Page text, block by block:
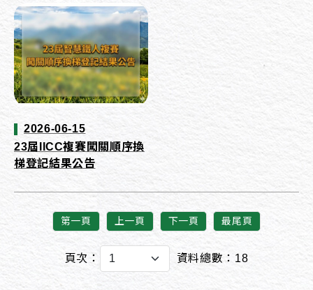
2026-06-15
23屆IICC複賽闖關順序換
梯登記結果公告
第一頁 上一頁 下一頁 最尾頁
頁次： 資料總數：18